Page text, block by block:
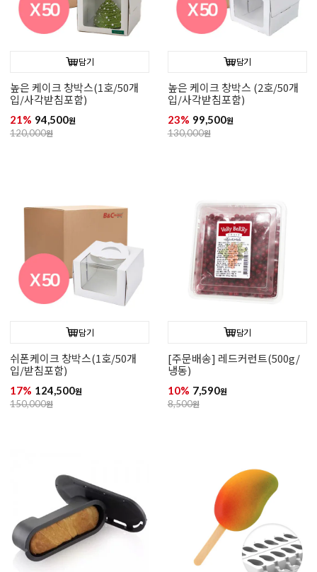
담기
높은 케이크 창박스(1호/50개
입/사각받침포함)
21% 94,500원
120,000원
담기
높은 케이크 창박스 (2호/50개
입/사각받침포함)
23% 99,500원
130,000원
담기
쉬폰케이크 창박스(1호/50개
입/받침포함)
17% 124,500원
150,000원
담기
[주문배송] 레드커런트(500g/
냉동)
10% 7,590원
8,500원